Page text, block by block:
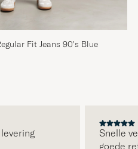
Fit Jeans 90's Blue
Snelle
goede